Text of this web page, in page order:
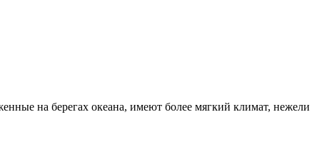
на берегах океана, имеют более мягкий климат, нежели